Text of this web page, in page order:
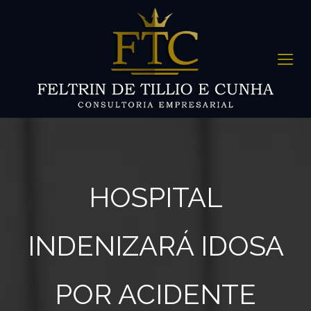
HOSPITAL
INDENIZARÁ IDOSA
POR ACIDENTE